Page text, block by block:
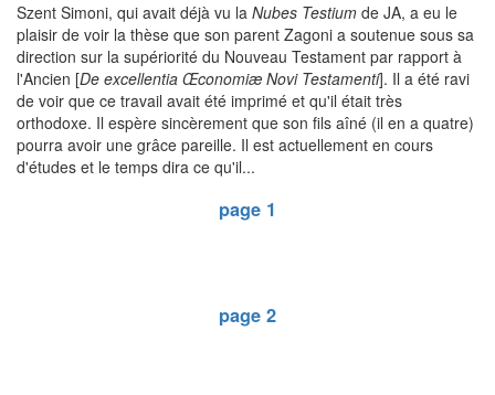
Szent Simoni, qui avait déjà vu la Nubes Testium de JA, a eu le
plaisir de voir la thèse que son parent Zagoni a soutenue sous sa
direction sur la supériorité du Nouveau Testament par rapport à
l'Ancien [De excellentia Œconomiæ Novi Testamenti]. Il a été ravi
de voir que ce travail avait été imprimé et qu'il était très
orthodoxe. Il espère sincèrement que son fils aîné (il en a quatre)
pourra avoir une grâce pareille. Il est actuellement en cours
d'études et le temps dira ce qu'il...
page 1
page 2